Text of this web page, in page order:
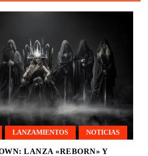
LANZAMIENTOS NOTICIAS
LANZA «REBORN» Y